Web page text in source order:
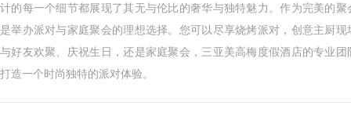
计的每一个细节都展现了其无与伦比的奢华与独特魅力。作为完美的
是举办派对与家庭聚会的理想选择。您可以尽享烧烤派对，创意主厨
与好友欢聚、庆祝生日，还是家庭聚会，三亚美高梅度假酒店的专业
打造一个时尚独特的派对体验。